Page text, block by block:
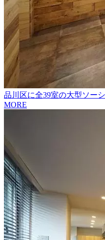
品川区に全39室の大型ソー
MORE